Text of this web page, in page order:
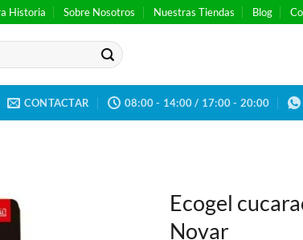
Historia Sobre Nosotros Nuestras Tiendas Blog
CONTACTAR 08:00 - 14:00 / 17:00 - 20:00
Ecogel
Novar